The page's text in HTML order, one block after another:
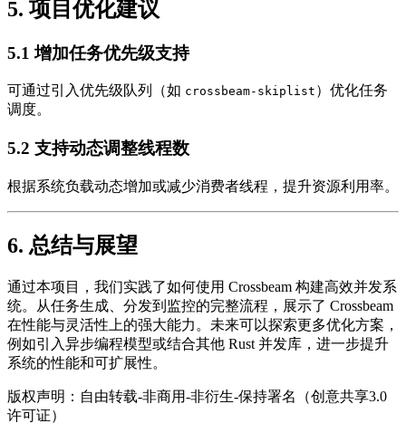
5. 项目优化建议
5.1 增加任务优先级支持
可通过引入优先级队列（如 crossbeam-skiplist ）优化任务
调度。
5.2 支持动态调整线程数
根据系统负载动态增加或减少消费者线程，提升资源利用率。
6. 总结与展望
通过本项目，我们实践了如何使用 Crossbeam 构建高效并发系
统。从任务生成、分发到监控的完整流程，展示了 Crossbeam
在性能与灵活性上的强大能力。未来可以探索更多优化方案，
例如引入异步编程模型或结合其他 Rust 并发库，进一步提升
系统的性能和可扩展性。
版权声明：自由转载-非商用-非衍生-保持署名（创意共享3.0
许可证）